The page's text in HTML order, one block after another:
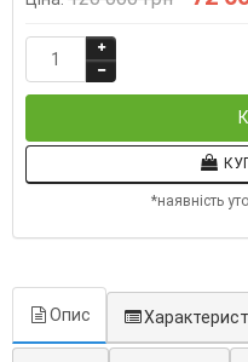
*наявність
Опис